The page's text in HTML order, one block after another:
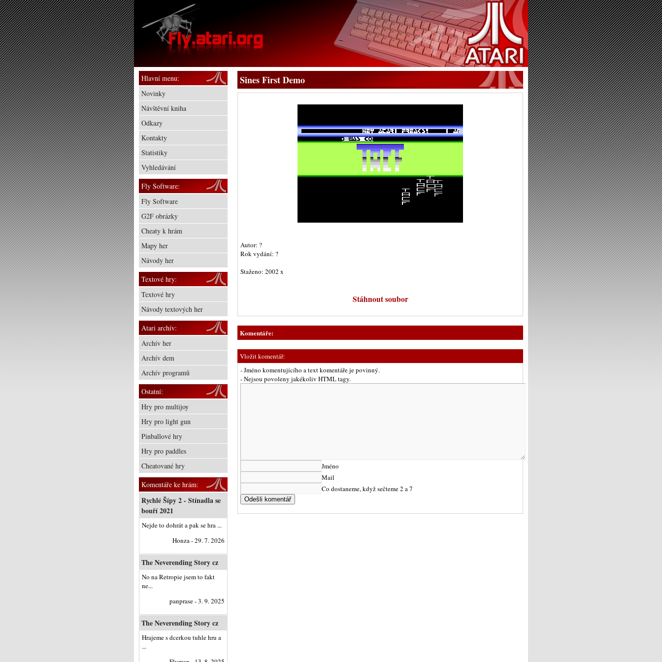
Sines First Demo
Autor: ?
Rok vydání: ?
Staženo: 2002 x
Stáhnout soubor
Komentáře:
Vložit komentář:
- Jméno komentujícího a text komentáře je povinný.
- Nejsou povoleny jakékoliv HTML tagy.
Jméno
Mail
Co dostaneme, když sečteme 2 a 7
Hlavní menu:
Novinky
Návštěvní kniha
Odkazy
Kontakty
Statistiky
Vyhledávání
Fly Software:
Fly Software
G2F obrázky
Cheaty k hrám
Mapy her
Návody her
Textové hry:
Textové hry
Návody textových her
Atari archív:
Archív her
Archív dem
Archív programů
Ostatní:
Hry pro multijoy
Hry pro light gun
Pinballové hry
Hry pro paddles
Cheatované hry
Komentáře ke hrám:
Rychlé Šípy 2 - Stínadla se
bouří 2021
Nejde to dohrát a pak se hra ...
Honza - 29. 7. 2026
The Neverending Story cz
No na Retropie jsem to fakt
ne...
panprase - 3. 9. 2025
The Neverending Story cz
Hrajeme s dcerkou tuhle hru a
...